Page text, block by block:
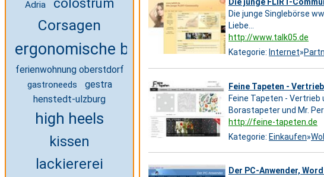
Adria
Corsagen
ergonomische büromöbe
ferienwohnung oberstdorf
gastroneeds
gestra
henstedt-ulzburg
high heels
kissen
lackiererei
Die junge Singlebörse
Liebe...
http://www.talk05.de
Kategorie: Internet»
Feine Tapeten -
Feine Tapeten - Vertrieb
Borastapeter und Mr.
http://feine-tapeten.de
Kategorie: Einkaufen»
Der PC-Anwender,